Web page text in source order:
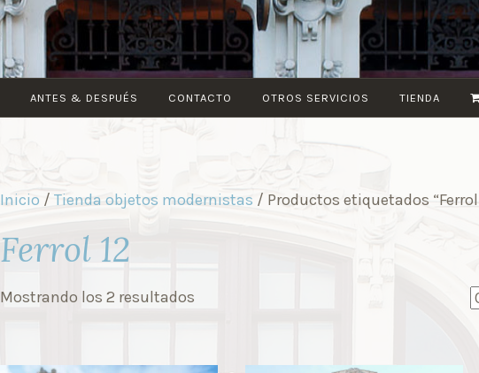
CORUÑA
ANTES & DESPUÉS CONTACTO OTROS SERVICIOS TIENDA
Inicio / Tienda objetos modernistas / Productos etiquetados “Ferrol
Ferrol 12
Mostrando los 2 resultados